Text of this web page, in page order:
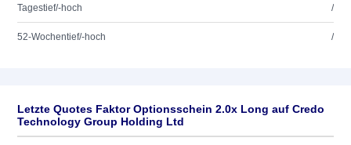
Tagestief/-hoch /
52-Wochentief/-hoch /
Letzte Quotes Faktor Optionsschein 2.0x Long auf Credo
Technology Group Holding Ltd